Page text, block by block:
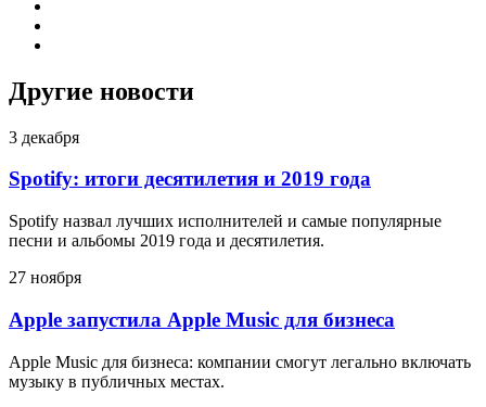
Другие новости
3 декабря
Spotify: итоги десятилетия и 2019 года
Spotify назвал лучших исполнителей и самые популярные
песни и альбомы 2019 года и десятилетия.
27 ноября
Apple запустила Apple Music для бизнеса
Apple Music для бизнеса: компании смогут легально включать
музыку в публичных местах.